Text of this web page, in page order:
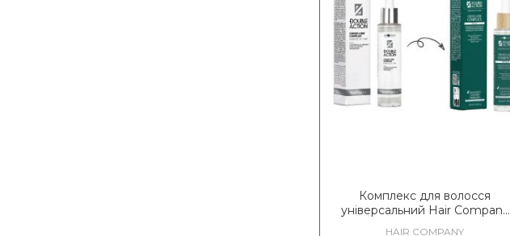
Комплекс для волосся
універсальний Hair Company
HAIR COMPANY